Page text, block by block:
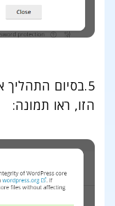
5.בסיום
הזו, ראו תמונה: